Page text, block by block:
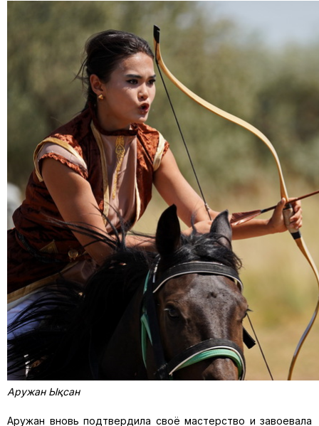
Аружан Ықсан
Аружан вновь подтвердила своё мастерство и завоевала